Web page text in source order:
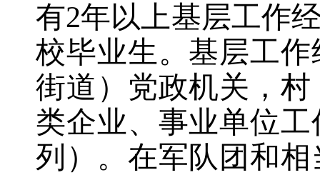
有2年以上基层工作
校毕业生。基层工
街道）党政机关，
类企业、事业单位
列）。在军队团和